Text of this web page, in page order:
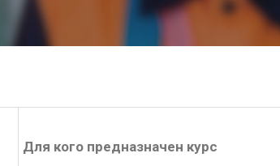
Для кого предназначен курс